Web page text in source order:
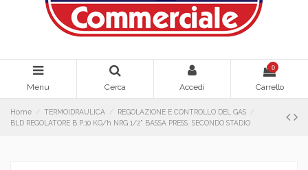
Menu Cerca Accedi
0
Carrello
Home TERMOIDRAULICA
REGOLAZIONE E CONTROLLO DEL GAS
BLD REGOLATORE B.P.10 KG/h NRG 1/2" BASSA PRESS. SECONDO STADIO